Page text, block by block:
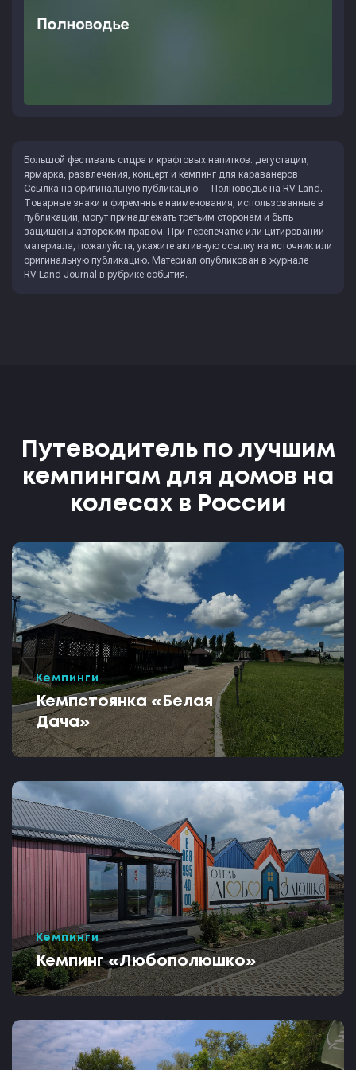
Большой фестиваль сидра и крафтовых напитков: дегустации,
ярмарка, развлечения, концерт и кемпинг для караванеров
Ссылка на оригинальную публикацию — Полноводье на RV Land .
Товарные знаки и фиремнные наименования, использованные в
публикации, могут принадлежать третьим сторонам и быть
защищены авторским правом. При перепечатке или цитировании
материала, пожалуйста, укажите активную ссылку на источник или
оригинальную публикацию. Материал опубликован в журнале
RV Land Journal в рубрике события.
Путеводитель по лучшим
кемпингам для домов на
колесах в России
Кемпинги
Кемпстоянка «Белая
Дача»
Кемпинги
Кемпинг «Любополюшко»